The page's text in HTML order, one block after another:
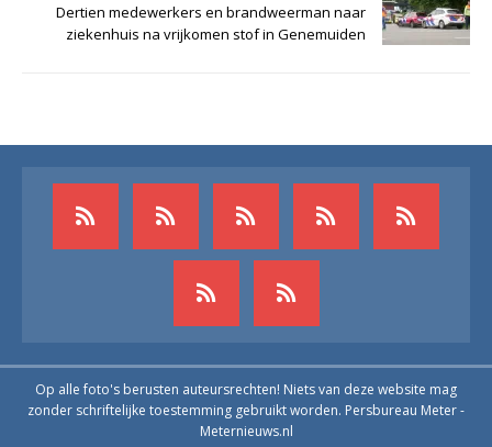
Dertien medewerkers en brandweerman naar
ziekenhuis na vrijkomen stof in Genemuiden
Op alle foto's berusten auteursrechten! Niets van deze website mag
zonder schriftelijke toestemming gebruikt worden. Persbureau Meter -
Meternieuws.nl